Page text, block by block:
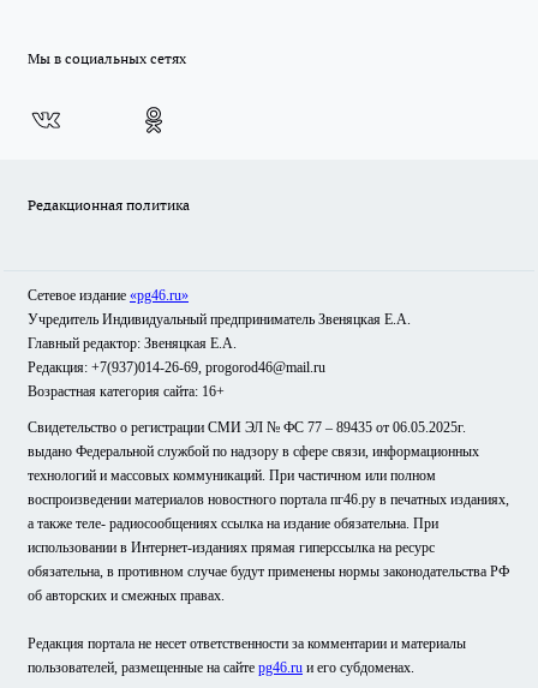
Мы в социальных сетях
Редакционная политика
Сетевое издание «pg46.ru»
Учредитель Индивидуальный предприниматель Звеняцкая Е.А.
Главный редактор: Звеняцкая Е.А.
Редакция: +7(937)014-26-69, progorod46@mail.ru
Возрастная категория сайта: 16+
Свидетельство о регистрации СМИ ЭЛ № ФС 77 – 89435 от 06.05.2025г.
выдано Федеральной службой по надзору в сфере связи, информационных
технологий и массовых коммуникаций. При частичном или полном
воспроизведении материалов новостного портала пг46.ру в печатных изданиях,
а также теле- радиосообщениях ссылка на издание обязательна. При
использовании в Интернет-изданиях прямая гиперссылка на ресурс
обязательна, в противном случае будут применены нормы законодательства РФ
об авторских и смежных правах.
Редакция портала не несет ответственности за комментарии и материалы
пользователей, размещенные на сайте pg46.ru и его субдоменах.